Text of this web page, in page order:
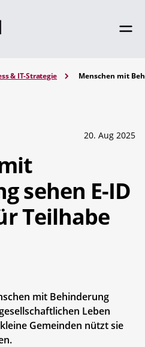
& IT-Strategie Menschen mit
20. Aug 2025
sehen E-ID
Teilhabe
mit Behinderung
Leben
Gemeinden nützt sie